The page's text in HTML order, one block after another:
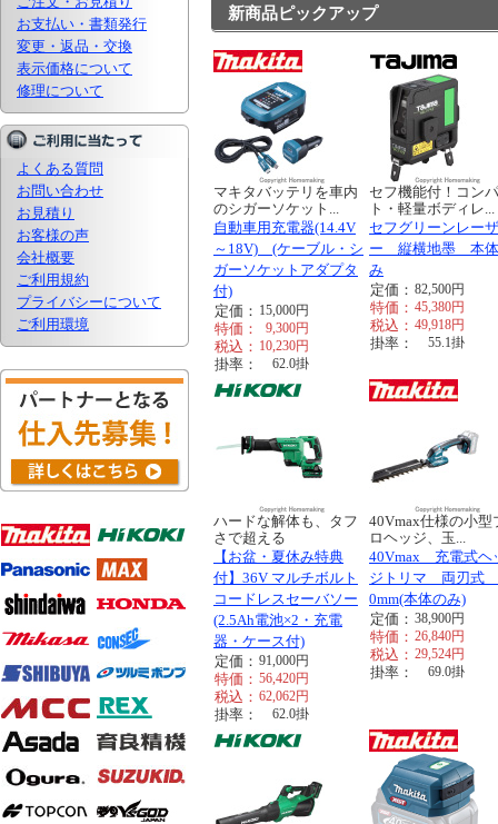
お支払い・書類発行
変更・返品・交換
表示価格について
修理について
よくある質問
お問い合わせ
お見積り
お客様の声
会社概要
ご利用規約
プライバシーについて
ご利用環境
新商品ピックアップ
マキタバッテリを車内
のシガーソケット...
自動車用充電器(14.4V
～18V) (ケーブル・シ
ガーソケットアダプタ
付)
定価： 15,000円
特価： 9,300円
税込： 10,230円
掛率： 62.0掛
セフ機能付！コン
ト・軽量ボディレ...
セフグリーンレーザ
ー 縦横地墨 本
み
定価： 82,500円
特価： 45,380円
税込： 49,918円
掛率： 55.1掛
ハードな解体も、タフ
さで超える
【お盆・夏休み特典
付】36V マルチボルト
コードレスセーバソー
(2.5Ah電池×2・充電
器・ケース付)
定価： 91,000円
特価： 56,420円
税込： 62,062円
掛率： 62.0掛
40Vmax仕様の小型
ロヘッジ、玉...
40Vmax 充電式ヘ
ジトリマ 両刃式
0mm(本体のみ)
定価： 38,900円
特価： 26,840円
税込： 29,524円
掛率： 69.0掛